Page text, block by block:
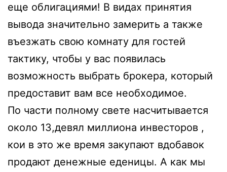
еще облигациями! В видах принятия
вывода значительно замерить а также
въезжать свою комнату для гостей
тактику, чтобы у вас появилась
возможность выбрать брокера, который
предоставит вам все необходимое.
По части полному свете насчитывается
около 13,девял миллиона инвесторов ,
кои в это же время закупают вдобавок
продают денежные еденицы. А как мы